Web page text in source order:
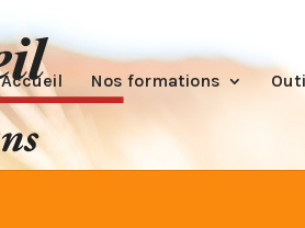
Accueil Nos formations